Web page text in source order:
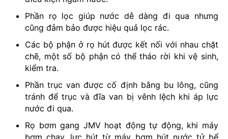
Phần rọ lọc giúp nước dễ dàng đi qua nhưng
cũng đảm bảo được hiệu quả lọc rác.
Các bộ phận ở rọ hút được kết nối với nhau chặt
chẽ, một số bộ phận có thể tháo rời khi vệ sinh,
kiểm tra.
Phần trục van được cố định bằng bu lông, cũng
tránh để trục và đĩa van bị vênh lệch khi áp lực
nước đi qua.
Rọ bơm gang JMV hoạt động tự động, khi máy
bơm chạy, lực hút từ máy bơm hút nước tử bể